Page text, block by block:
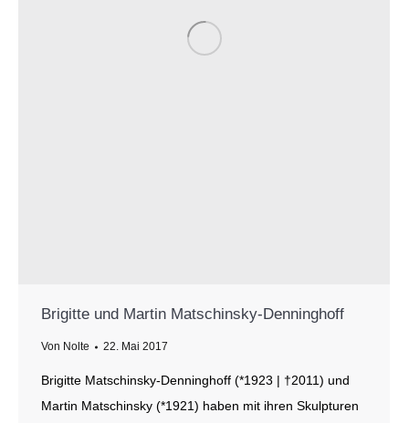
Brigitte und Martin Matschinsky-Denninghoff
Von Nolte 22. Mai 2017
Brigitte Matschinsky-Denninghoff (*1923 | †2011) und
Martin Matschinsky (*1921) haben mit ihren Skulpturen